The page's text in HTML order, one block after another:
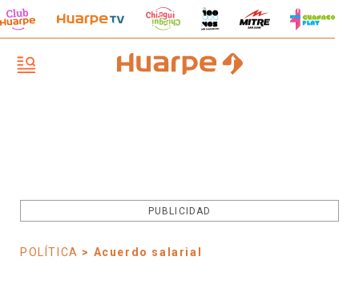
PUBLICIDAD
POLÍTICA > Acuerdo salarial